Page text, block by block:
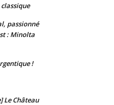
passionné
: Minolta
!
Le Château